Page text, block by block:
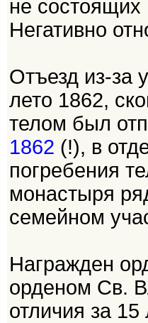
не
Негативно
Отъезд из-за
лето 1862,
телом был
1862 (!), в
погребения
монастыря
семейном
Награжден
орденом Св.
отличия за